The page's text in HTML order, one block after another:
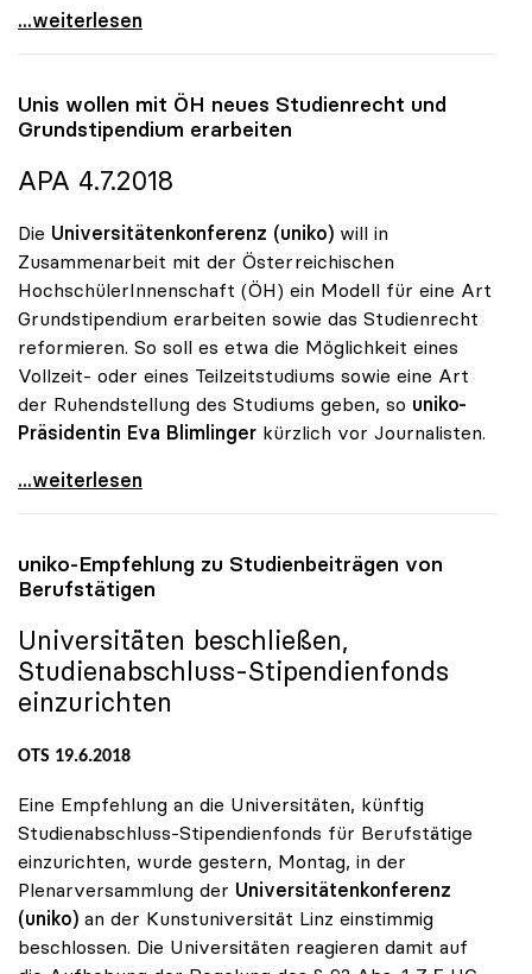
EU-Forschung: Unis wollen Fassmann als Anwalt der
...weiterlesen
Unis wollen mit ÖH neues Studienrecht und
Grundstipendium erarbeiten
APA 4.7.2018
Die Universitätenkonferenz (uniko) will in
Zusammenarbeit mit der Österreichischen
HochschülerInnenschaft (ÖH) ein Modell für eine Art
Grundstipendium erarbeiten sowie das Studienrecht
reformieren. So soll es etwa die Möglichkeit eines
Vollzeit- oder eines Teilzeitstudiums sowie eine Art
der Ruhendstellung des Studiums geben, so uniko-
Präsidentin Eva Blimlinger kürzlich vor Journalisten.
Unis wollen mit ÖH neues Studienrecht und
...weiterlesen
uniko-Empfehlung zu Studienbeiträgen von
Berufstätigen
Universitäten beschließen,
Studienabschluss-Stipendienfonds
einzurichten
OTS 19.6.2018
Eine Empfehlung an die Universitäten, künftig
Studienabschluss-Stipendienfonds für Berufstätige
einzurichten, wurde gestern, Montag, in der
Plenarversammlung der Universitätenkonferenz
(uniko) an der Kunstuniversität Linz einstimmig
beschlossen. Die Universitäten reagieren damit auf